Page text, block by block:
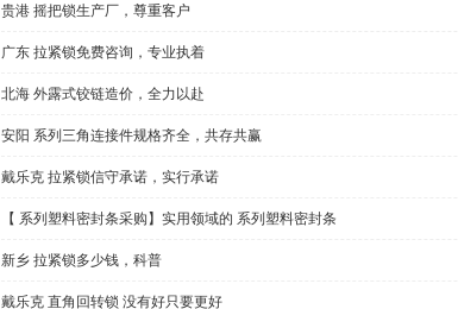
贵港 摇把锁生产厂，尊重客户
广东 拉紧锁免费咨询，专业执着
北海 外露式铰链造价，全力以赴
安阳 系列三角连接件规格齐全，共存共赢
戴乐克 拉紧锁信守承诺，实行承诺
【 系列塑料密封条采购】实用领域的 系列塑料密封条
新乡 拉紧锁多少钱，科普
戴乐克 直角回转锁 没有好只要更好